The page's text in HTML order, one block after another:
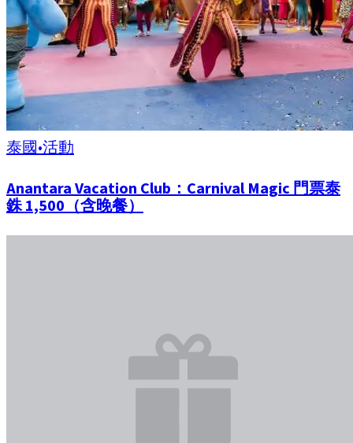
泰國•活動
Anantara Vacation Club：Carnival Magic 門票泰
銖 1,500（含晚餐）